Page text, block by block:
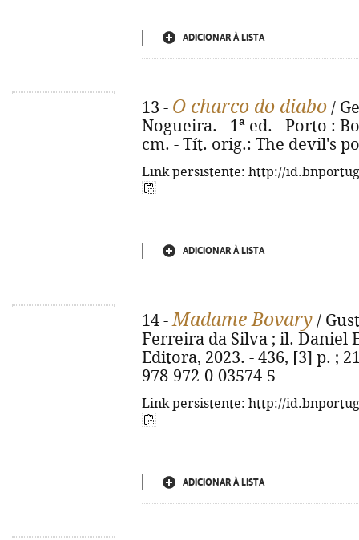
ADICIONAR À LISTA
13 - O charco do diabo /
Nogueira. - 1ª ed. - Porto :
cm. - Tít. orig.: The devil's
Link persistente: http://
ADICIONAR À LISTA
14 -Madame Bovary /
Ferreira da Silva ; il. Daniel
Editora, 2023. - 436, [3] p. ;
978-972-0-03574-5
Link persistente: http://
ADICIONAR À LISTA